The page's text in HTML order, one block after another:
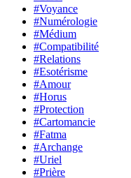
#Voyance
#Numérologie
#Médium
#Compatibilité
#Relations
#Esotérisme
#Amour
#Horus
#Protection
#Cartomancie
#Fatma
#Archange
#Uriel
#Prière